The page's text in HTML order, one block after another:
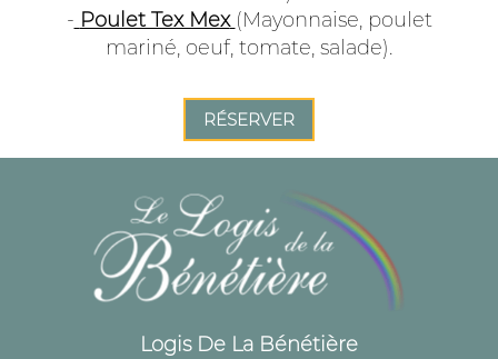
- Poulet Tex Mex (Mayonnaise, poulet
mariné, oeuf, tomate, salade).
RÉSERVER
Logis De La Bénétière